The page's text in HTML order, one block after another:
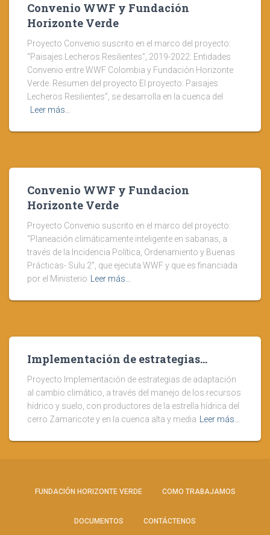
Convenio WWF y Fundación
Horizonte Verde
Proyecto Convenio suscrito en el marco del proyecto:
“Paisajes Lecheros Resilientes”, 2019-2022. Entidades
Convenio entre WWF Colombia y Fundación Horizonte
Verde. Resumen del proyecto El proyecto: Paisajes
Lecheros Resilientes”, se desarrolla en la cuenca del
Leer más…
Convenio WWF y Fundacion
Horizonte Verde
Proyecto Convenio suscrito en el marco del proyecto:
“Planeación climáticamente inteligente en sabanas, a
través de la Incidencia Política, Ordenamiento y Buenas
Prácticas- Sulu 2”, que ejecuta WWF y que es financiada
por el Ministerio
Leer más…
Implementación de estrategias…
Proyecto Implementación de estrategias de adaptación
al cambio climático, a través del manejo de los recursos
hídrico y suelo, con productores de la estrella hídrica del
cerro Zamaricote y en la cuenca alta y media
Leer más…
FUNDACIÓN HORIZONTE VERDE COMO TRABAJAMOS
DOCUMENTOS CONTÁCTENOS